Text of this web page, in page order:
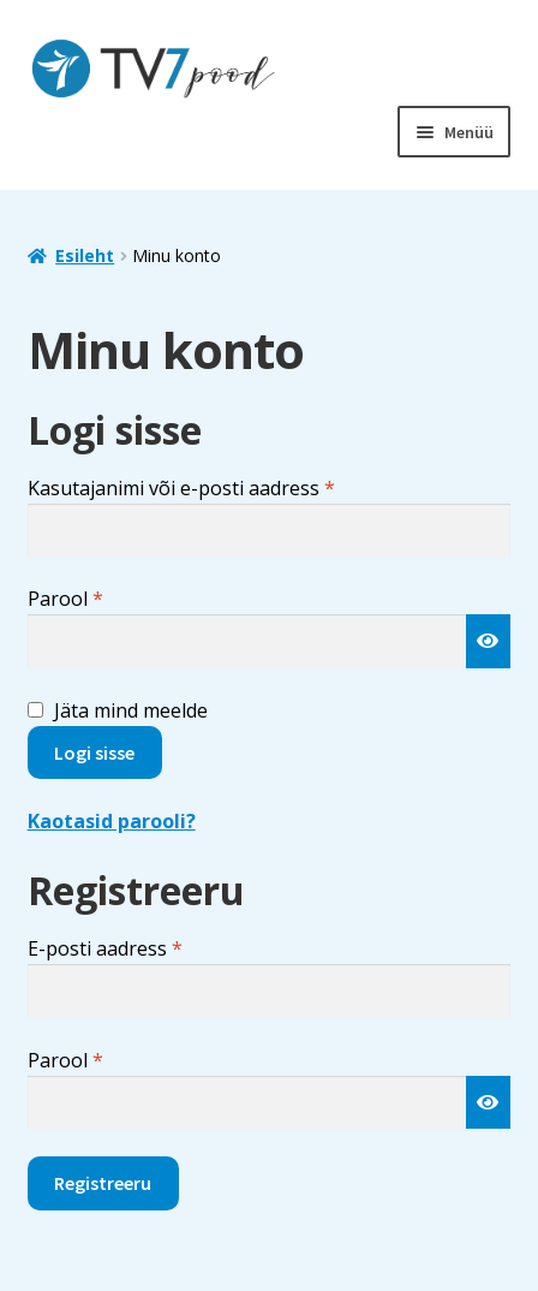
Liigu
navigeerimisele
Liigu
sisu
juurde
Menüü
RAAMATUD
MUUD TOOTED
Esileht Minu konto
Minu konto
Logi sisse
Kasutajanimi või e-posti aadress *Nõutud
Parool *Nõutud
Jäta mind meelde
Logi sisse
Kaotasid parooli?
Registreeru
E-posti aadress *Nõutud
Parool *Nõutud
Registreeru